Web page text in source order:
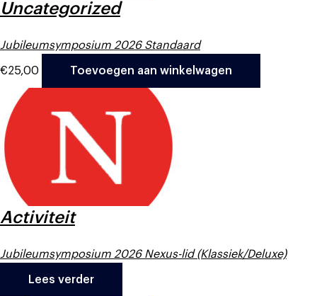
Uncategorized
Jubileumsymposium 2026 Standaard
€25,00 Toevoegen aan winkelwagen
Activiteit
Jubileumsymposium 2026 Nexus-lid (Klassiek/Deluxe)
Lees verder